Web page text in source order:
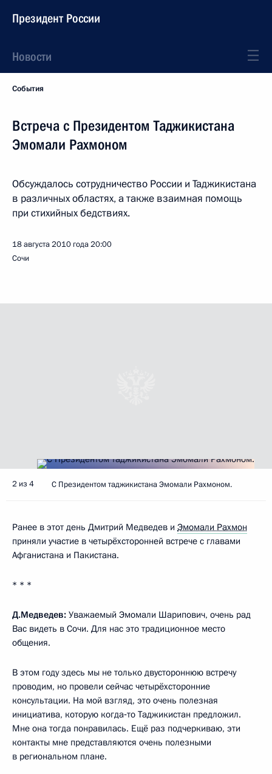
Президент России
Новости
События
Встреча с Президентом Таджикистана
Эмомали Рахмоном
Обсуждалось сотрудничество России и Таджикистана
в различных областях, а также взаимная помощь
при стихийных бедствиях.
18 августа 2010 года20:00
Сочи
2 из 4 С Президентом таджикистана Эмомали Рахмоном.
Ранее в этот день Дмитрий Медведев и Эмомали Рахмон
приняли участие в четырёхсторонней встрече с главами
Афганистана и Пакистана.
* * *
Д.Медведев: Уважаемый Эмомали Шарипович, очень рад
Вас видеть в Сочи. Для нас это традиционное место
общения.
В этом году здесь мы не только двустороннюю встречу
проводим, но провели сейчас четырёхсторонние
консультации. На мой взгляд, это очень полезная
инициатива, которую когда‑то Таджикистан предложил.
Мне она тогда понравилась. Ещё раз подчеркиваю, эти
контакты мне представляются очень полезными
в региональном плане.